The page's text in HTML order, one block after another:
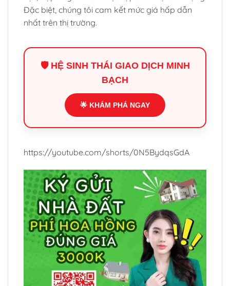
Đặc biệt, chúng tôi cam kết mức giá hấp dẫn
nhất trên thị trường.
🛡️ HỆ SINH THÁI GIAO DỊCH MINH
BẠCH
🌟 KHÁM PHÁ NGAY
https://youtube.com/shorts/0N5BydqsGdA